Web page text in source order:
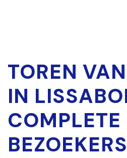
TOREN
IN
COMPLETE